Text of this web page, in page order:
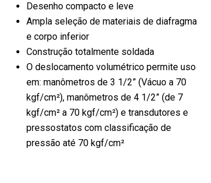
Desenho compacto e leve
Ampla seleção de materiais de diafragma
e corpo inferior
Construção totalmente soldada
O deslocamento volumétrico permite uso
em: manômetros de 3 1/2” (Vácuo a 70
kgf/cm²), manômetros de 4 1/2” (de 7
kgf/cm² a 70 kgf/cm²) e transdutores e
pressostatos com classificação de
pressão até 70 kgf/cm²